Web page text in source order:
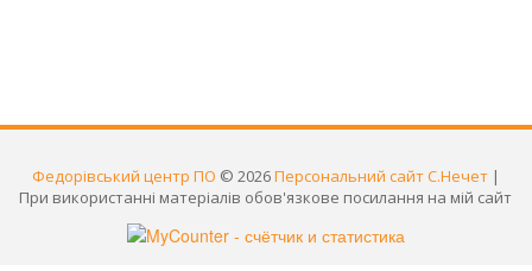
Федорівський центр ПО © 2026Персональний сайт С.Нечет |
При використанні матеріалів обов'язкове посилання на мій сайт